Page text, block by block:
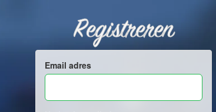
Registreren
Email adres